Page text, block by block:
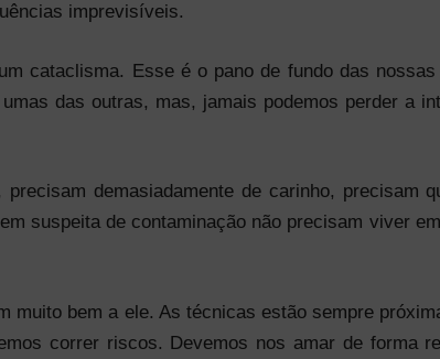
imprevisíveis.
cataclisma. Esse é o pano de fundo das
das outras, mas, jamais podemos perder a
precisam demasiadamente de carinho, precisam
suspeita de contaminação não precisam viver
muito bem a ele. As técnicas estão sempre
correr riscos. Devemos nos amar de forma